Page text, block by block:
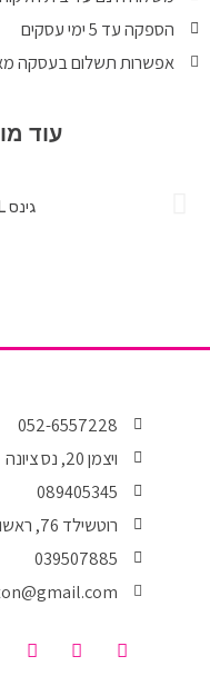
הספקה עד 5 ימי עסקים
אפשרות תשלום בעסקה
עוד
גינס D- KHELZ DIESEL
052-6557228
ויצמן 20, נס ציונה
089405345
רוטשילד 76, ראשון לציון
039507885
F
a
I
n
T
i